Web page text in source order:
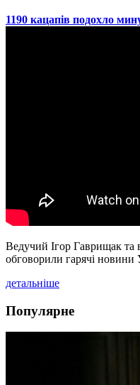
​1190 кацапів подохло
Ведучий Ігор Гаврищак та
обговорили гарячі новини
детальніше
Популярне